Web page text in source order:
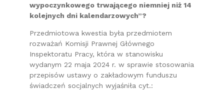
wypoczynkowego trwającego niemniej niż 14
kolejnych dni kalendarzowych”?
Przedmiotowa kwestia była przedmiotem
rozważań Komisji Prawnej Głównego
Inspektoratu Pracy, która w stanowisku
wydanym 22 maja 2024 r. w sprawie stosowania
przepisów ustawy o zakładowym funduszu
świadczeń socjalnych wyjaśniła cyt.: